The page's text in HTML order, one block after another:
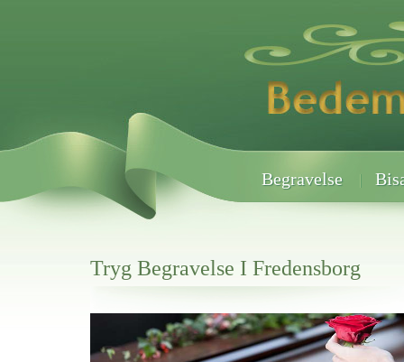
Begravelse
Tryg Begravelse I Fredensborg
Her hos os får du altid en god afslutning når det gælder
Tryg Begravelse I Fredensborg
vi hjælper i alle faser af begravelsel